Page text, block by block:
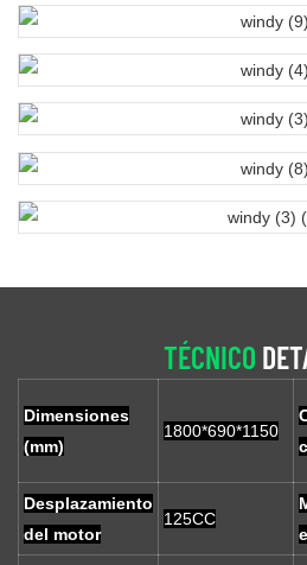
TÉCNICO
Dimensiones
(mm)
1800*690*1150
Desplazamiento
del motor
125CC